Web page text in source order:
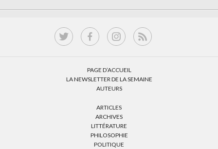
PAGE D’ACCUEIL
LA NEWSLETTER DE LA SEMAINE
AUTEURS
ARTICLES
ARCHIVES
LITTÉRATURE
PHILOSOPHIE
POLITIQUE